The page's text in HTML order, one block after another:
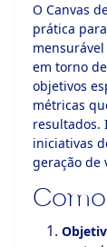
O Canvas
prática
em torno
objetivos
métricas
resultados.
iniciativas
geração de